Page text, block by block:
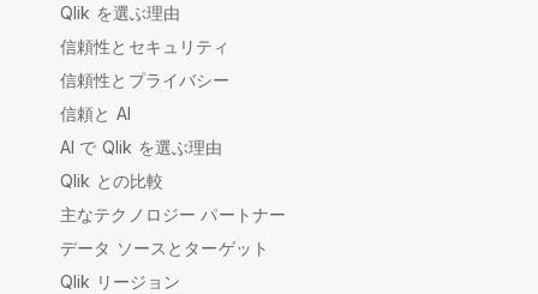
Qlik を選ぶ理由
信頼性とセキュリティ
信頼性とプライバシー
信頼と AI
AI で Qlik を選ぶ理由
Qlik との比較
主なテクノロジー パートナー
データ ソースとターゲット
Qlik リージョン